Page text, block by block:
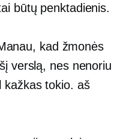
būtų penktadienis.
kad žmonės
verslą, nes nenoriu
kažkas tokio. aš